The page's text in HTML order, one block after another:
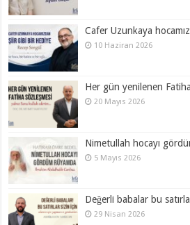
Cafer Uzunkaya
10 Haziran 2026
Her gün yenilenen
20 Mayıs 2026
Nimetullah hocayı
5 Mayıs 2026
Değerli babalar bu
29 Nisan 2026